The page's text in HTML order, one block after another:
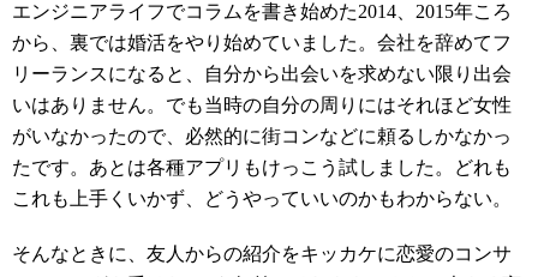
エンジニアライフでコラムを書き始めた2014、2015年ころ
から、裏では婚活をやり始めていました。会社を辞めてフ
リーランスになると、自分から出会いを求めない限り出会
いはありません。でも当時の自分の周りにはそれほど女性
がいなかったので、必然的に街コンなどに頼るしかなかっ
たです。あとは各種アプリもけっこう試しました。どれも
これも上手くいかず、どうやっていいのかもわからない。
そんなときに、友人からの紹介をキッカケに恋愛のコンサ